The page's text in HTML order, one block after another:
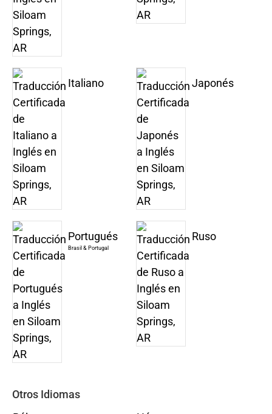
Italiano Japonés
Portugués
Brasil & Portugal
Ruso
Otros Idiomas